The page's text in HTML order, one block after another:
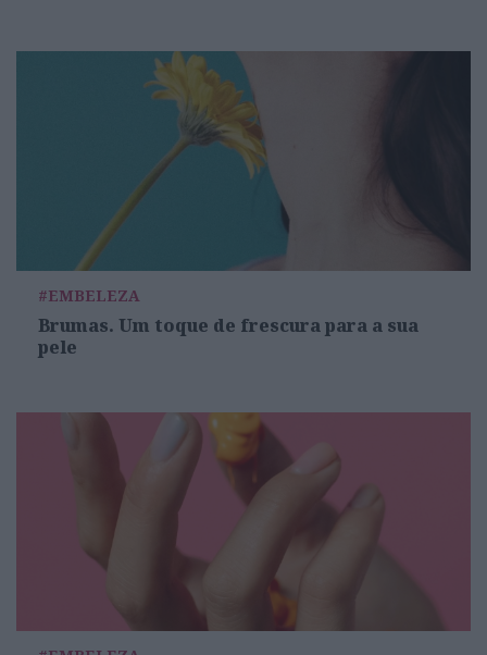
#EMBELEZA
Brumas. Um toque de frescura para a sua
pele